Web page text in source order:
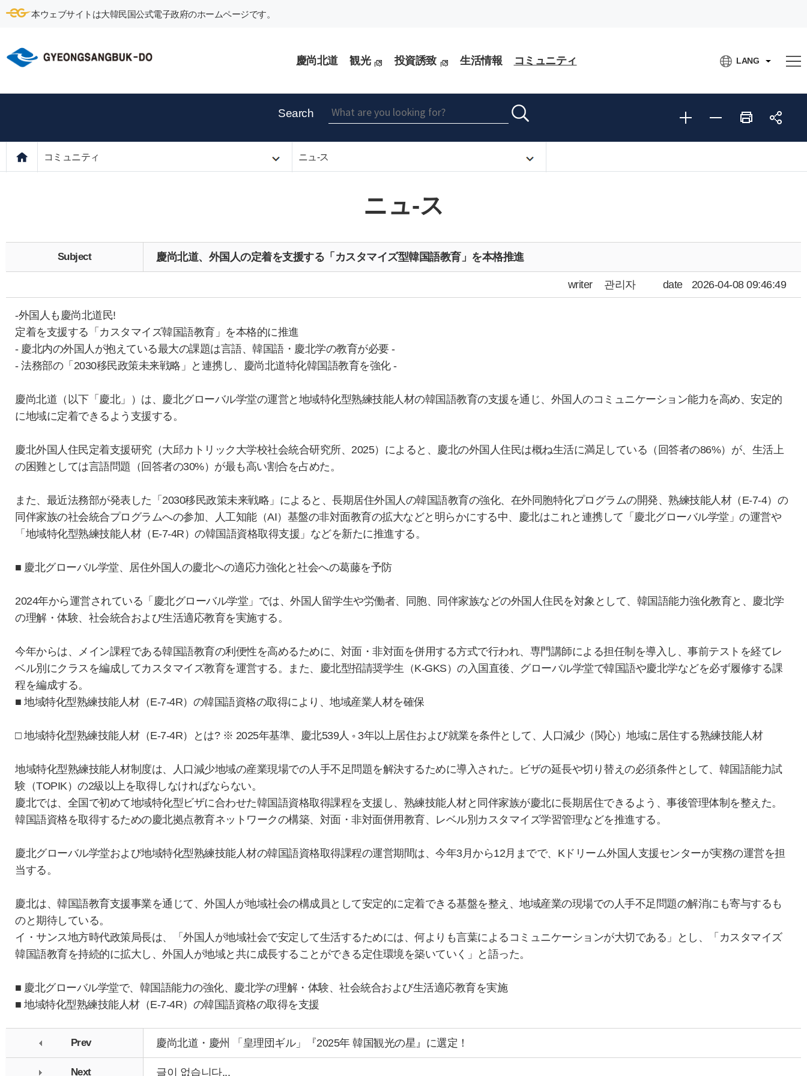
本ウェブサイトは大韓民国公式電子政府のホームページです。
慶尚北道 観光 投資誘致 生活情報 コミュニティ LANG
Search
コミュニティ ニュ-ス
ニュ-ス
Subject 慶尚北道、外国人の定着を支援する「カスタマイズ型韓国語教育」を本格推進
date 2026-04-08 09:46:49
writer 관리자
-外国人も慶尚北道民!
定着を支援する「カスタマイズ韓国語教育」を本格的に推進
- 慶北内の外国人が抱えている最大の課題は言語、韓国語・慶北学の教育が必要 -
- 法務部の「2030移民政策未来戦略」と連携し、慶尚北道特化韓国語教育を強化 -
慶尚北道（以下「慶北」）は、慶北グローバル学堂の運営と地域特化型熟練技能人材の韓国語教育の支援を通じ、外国人のコミュニケーション能力を高め、安定的
に地域に定着できるよう支援する。
慶北外国人住民定着支援研究（⼤邱カトリック大学校社会統合研究所、2025）によると、慶北の外国人住民は概ね生活に満足している（回答者の86%）が、生活上
の困難としては言語問題（回答者の30%）が最も高い割合を占めた。
また、最近法務部が発表した「2030移民政策未来戦略」によると、長期居住外国人の韓国語教育の強化、在外同胞特化プログラムの開発、熟練技能人材（E-7-4）の
同伴家族の社会統合プログラムへの参加、人工知能（AI）基盤の非対面教育の拡大などと明らかにする中、慶北はこれと連携して「慶北グローバル学堂」の運営や
「地域特化型熟練技能人材（E-7-4R）の韓国語資格取得支援」などを新たに推進する。
■ 慶北グローバル学堂、居住外国人の慶北への適応力強化と社会への葛藤を予防
2024年から運営されている「慶北グローバル学堂」では、外国人留学生や労働者、同胞、同伴家族などの外国人住民を対象として、韓国語能力強化教育と、慶北学
の理解・体験、社会統合および生活適応教育を実施する。
今年からは、メイン課程である韓国語教育の利便性を高めるために、対面・非対面を併用する方式で行われ、専門講師による担任制を導入し、事前テストを経てレ
ベル別にクラスを編成してカスタマイズ教育を運営する。また、慶北型招請奨学生（K-GKS）の入国直後、グローバル学堂で韓国語や慶北学などを必ず履修する課
程を編成する。
■ 地域特化型熟練技能人材（E-7-4R）の韓国語資格の取得により、地域産業人材を確保
□ 地域特化型熟練技能人材（E-7-4R）とは? ※ 2025年基準、慶北539人 ◦ 3年以上居住および就業を条件として、人口減少（関心）地域に居住する熟練技能人材
地域特化型熟練技能人材制度は、人口減少地域の産業現場での人手不足問題を解決するために導入された。ビザの延長や切り替えの必須条件として、韓国語能力試
験（TOPIK）の2級以上を取得しなければならない。
慶北では、全国で初めて地域特化型ビザに合わせた韓国語資格取得課程を支援し、熟練技能人材と同伴家族が慶北に長期居住できるよう、事後管理体制を整えた。
韓国語資格を取得するための慶北拠点教育ネットワークの構築、対面・非対面併用教育、レベル別カスタマイズ学習管理などを推進する。
慶北グローバル学堂および地域特化型熟練技能人材の韓国語資格取得課程の運営期間は、今年3月から12月までで、Kドリーム外国人支援センターが実務の運営を担
当する。
慶北は、韓国語教育支援事業を通じて、外国人が地域社会の構成員として安定的に定着できる基盤を整え、地域産業の現場での人手不足問題の解消にも寄与するも
のと期待している。
イ・サンス地方時代政策局長は、「外国人が地域社会で安定して生活するためには、何よりも言葉によるコミュニケーションが大切である」とし、「カスタマイズ
韓国語教育を持続的に拡大し、外国人が地域と共に成長することができる定住環境を築いていく」と語った。
■ 慶北グローバル学堂で、韓国語能力の強化、慶北学の理解・体験、社会統合および生活適応教育を実施
■ 地域特化型熟練技能人材（E-7-4R）の韓国語資格の取得を支援
Prev 慶尚北道・慶州 「皇理団ギル」『2025年 韓国観光の星』に選定！
Next 글이 없습니다...